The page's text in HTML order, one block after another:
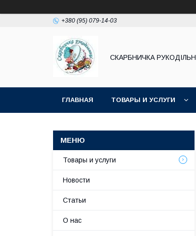
+380 (95) 079-14-03
СКАРБНИЧКА
ГЛАВНАЯ ТОВАРЫ И УСЛУГИ
Товары и услуги
Новости
Статьи
О нас